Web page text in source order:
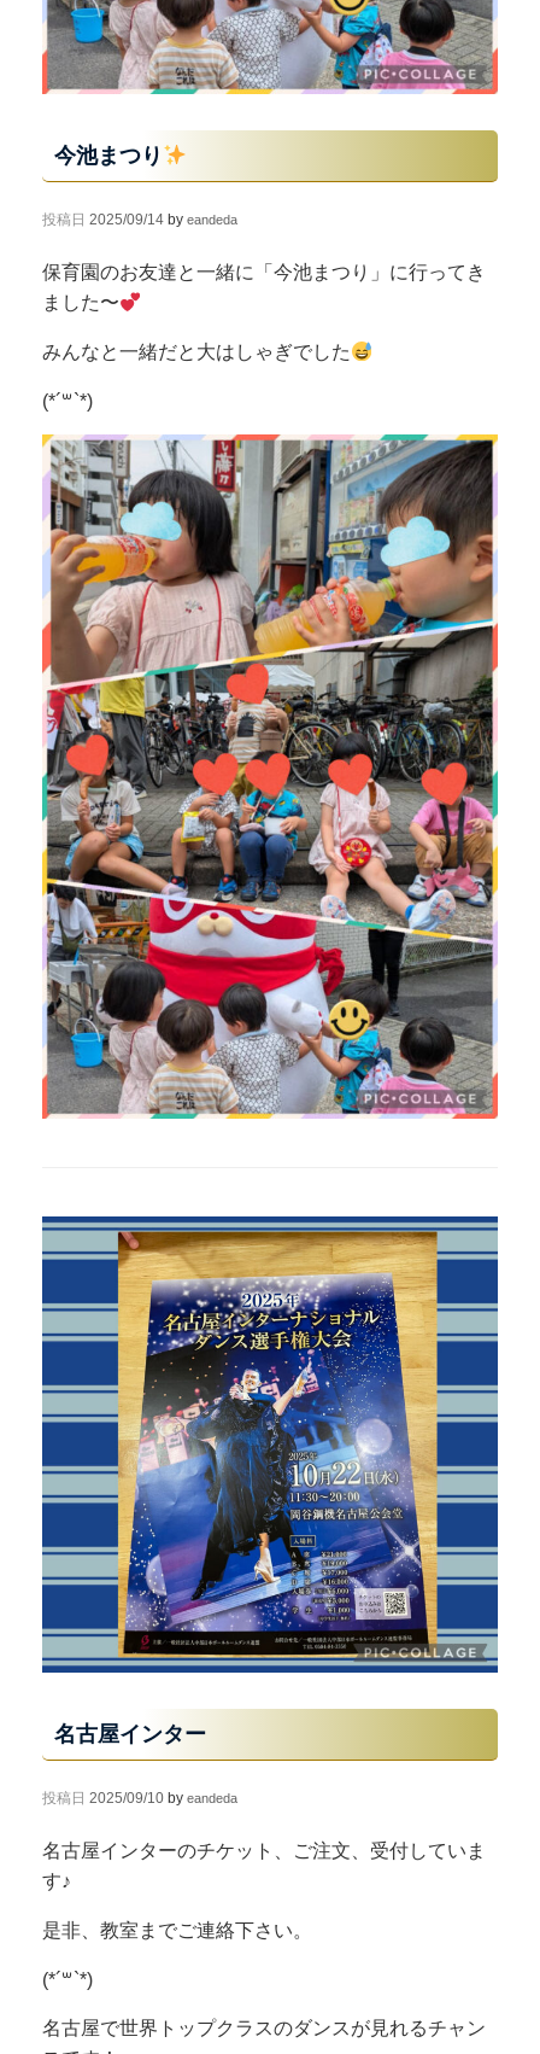
今池まつり
投稿日 2025/09/14 by eandeda
保育園のお友達と一緒に「今池まつり」に行ってき
ました〜
みんなと一緒だと大はしゃぎでした
(*´꒳`*)
名古屋インター
投稿日 2025/09/10 by eandeda
名古屋インターのチケット、ご注文、受付していま
す♪
是非、教室までご連絡下さい。
(*´꒳`*)
名古屋で世界トップクラスのダンスが見れるチャン